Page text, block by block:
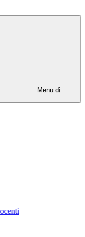
Menu di